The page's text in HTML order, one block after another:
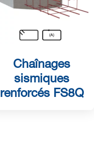
Chaînages
sismiques
renforcés FS8Q